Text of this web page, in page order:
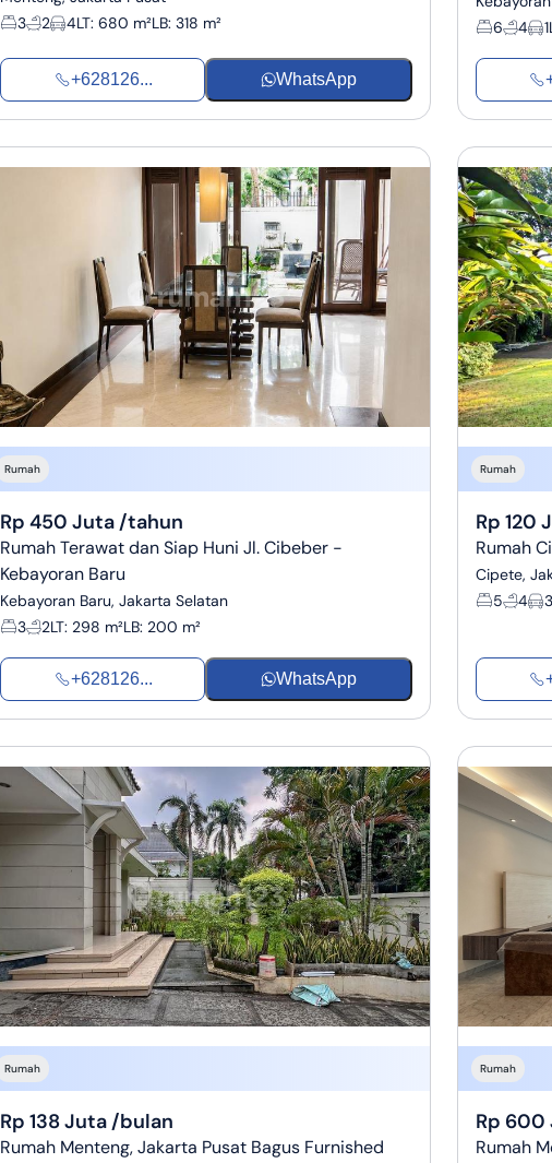
3
2 4LT: 680 m²LB: 318 m²
+628126... WhatsApp
6
4 1
Rumah
Rp 450 Juta /tahun
Rumah Terawat dan Siap Huni Jl. Cibeber -
Kebayoran Baru
Kebayoran Baru, Jakarta Selatan
3
2LT: 298 m²LB: 200 m²
+628126... WhatsApp
Rumah
Rp 120
Rumah
Cipete,
5
4 3
Rumah
Rp 138 Juta /bulan
Rumah Menteng, Jakarta Pusat Bagus Furnished
Rumah
Rp
Rumah